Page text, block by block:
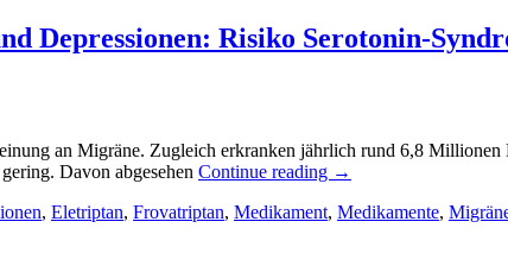
Depressionen: Risiko Serotonin-
an Migräne. Zugleich erkranken jährlich rund 6,8 Millionen
Davon abgesehen Continue reading →
, Eletriptan, Frovatriptan, Medikament, Medikamente,